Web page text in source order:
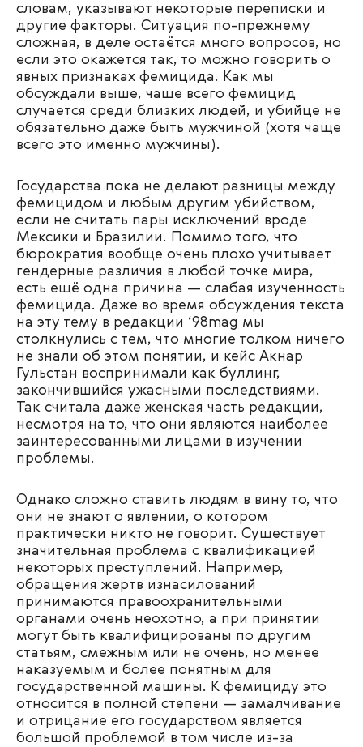
словам, указывают некоторые переписки и
другие факторы. Ситуация по-прежнему
сложная, в деле остаётся много вопросов, но
если это окажется так, то можно говорить о
явных признаках фемицида. Как мы
обсуждали выше, чаще всего фемицид
случается среди близких людей, и убийце не
обязательно даже быть мужчиной (хотя чаще
всего это именно мужчины).
Государства пока не делают разницы между
фемицидом и любым другим убийством,
если не считать пары исключений вроде
Мексики и Бразилии. Помимо того, что
бюрократия вообще очень плохо учитывает
гендерные различия в любой точке мира,
есть ещё одна причина — слабая изученность
фемицида. Даже во время обсуждения текста
на эту тему в редакции ‘98mag мы
столкнулись с тем, что многие толком ничего
не знали об этом понятии, и кейс Акнар
Гульстан воспринимали как буллинг,
закончившийся ужасными последствиями.
Так считала даже женская часть редакции,
несмотря на то, что они являются наиболее
заинтересованными лицами в изучении
проблемы.
Однако сложно ставить людям в вину то, что
они не знают о явлении, о котором
практически никто не говорит. Существует
значительная проблема с квалификацией
некоторых преступлений. Например,
обращения жертв изнасилований
принимаются правоохранительными
органами очень неохотно, а при принятии
могут быть квалифицированы по другим
статьям, смежным или не очень, но менее
наказуемым и более понятным для
государственной машины. К фемициду это
относится в полной степени — замалчивание
и отрицание его государством является
большой проблемой в том числе из-за